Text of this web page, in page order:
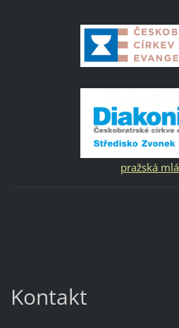
pražská
Kontakt